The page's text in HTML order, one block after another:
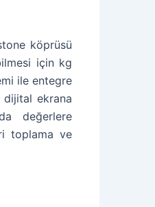
köprüsü
için kg
ile entegre
dijital ekrana
değerlere
toplama ve